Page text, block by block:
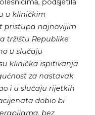
podsjetila
u kliničkim
pristupa najnovijim
tržištu Republike
u slučaju
klinička ispitivanja
za nastavak
i u slučaju rijetkih
dobio bi
bez